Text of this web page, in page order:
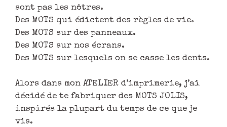
sont pas les nôtres.
Des MOTS qui édictent des règles de vie.
Des MOTS sur des panneaux.
Des MOTS sur nos écrans.
Des MOTS sur lesquels on se casse les dents.
Alors dans mon ATELIER d’imprimerie, j’ai
décidé de te fabriquer des MOTS JOLIS,
inspirés la plupart du temps de ce que je
vis.